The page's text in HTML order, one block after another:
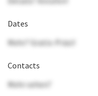
Dates
Mehr? Gratis-Präsi!
Contacts
Mehr sehen?